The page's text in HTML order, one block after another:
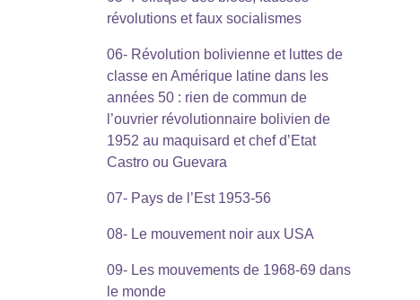
révolutions et faux socialismes
06- Révolution bolivienne et luttes de
classe en Amérique latine dans les
années 50 : rien de commun de
l’ouvrier révolutionnaire bolivien de
1952 au maquisard et chef d’Etat
Castro ou Guevara
07- Pays de l’Est 1953-56
08- Le mouvement noir aux USA
09- Les mouvements de 1968-69 dans
le monde